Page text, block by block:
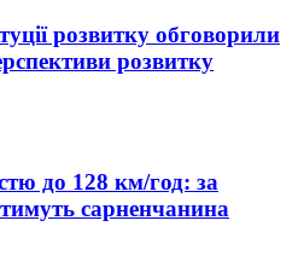
розвитку обговорили
розвитку
до 128 км/год: за
сарненчанина